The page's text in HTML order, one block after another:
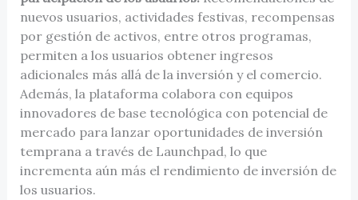
nuevos usuarios, actividades festivas, recompensas
por gestión de activos, entre otros programas,
permiten a los usuarios obtener ingresos
adicionales más allá de la inversión y el comercio.
Además, la plataforma colabora con equipos
innovadores de base tecnológica con potencial de
mercado para lanzar oportunidades de inversión
temprana a través de Launchpad, lo que
incrementa aún más el rendimiento de inversión de
los usuarios.